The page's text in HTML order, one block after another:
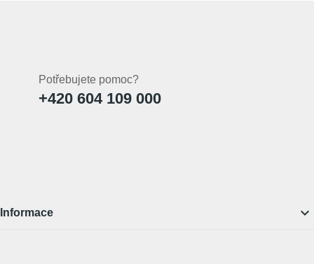
Potřebujete pomoc?
+420 604 109 000
Informace 